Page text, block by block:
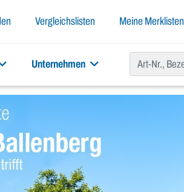
Vergleichslisten Meine Merklisten
Unternehmen